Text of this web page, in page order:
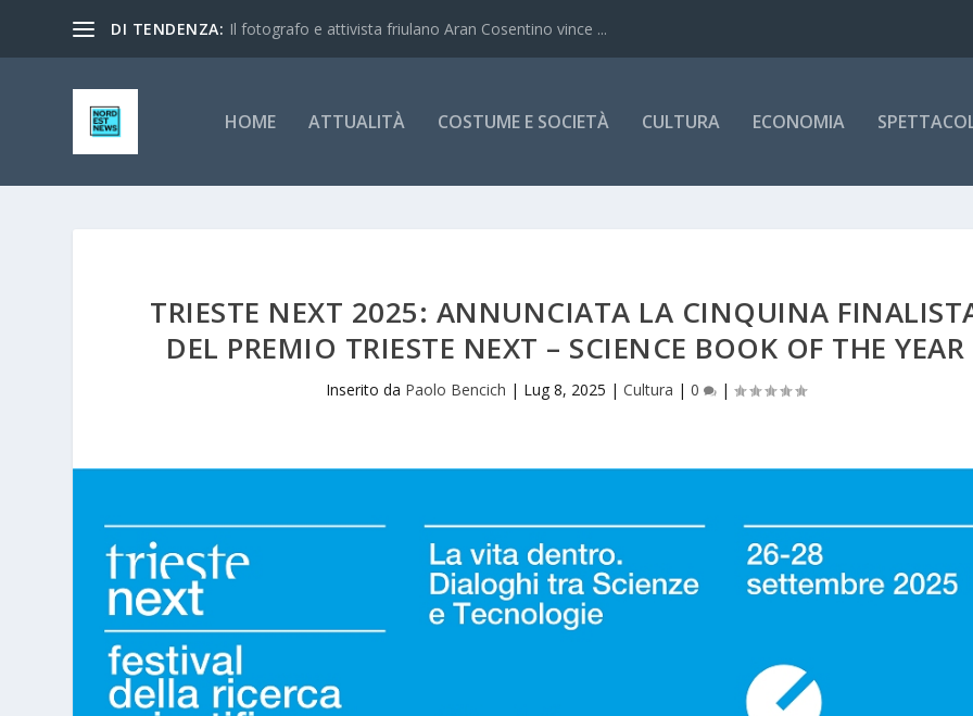
DI TENDENZA: Il fotografo e attivista friulano Aran Cosentino vince ...
HOME ATTUALITÀ COSTUME E SOCIETÀ CULTURA ECONOMIA
TRIESTE NEXT 2025: ANNUNCIATA LA CINQUINA
DEL PREMIO TRIESTE NEXT – SCIENCE BOOK OF THE YEAR
Inserito da Paolo Bencich | Lug 8, 2025 | Cultura | 0 |